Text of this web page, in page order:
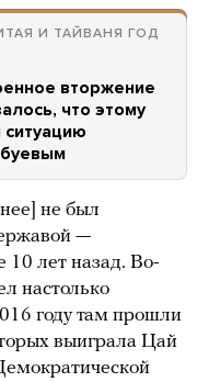
И ТАЙВАНЯ ГОД
вторжение
что этому
не был
—
10 лет назад. Во-
настолько
году там прошли
выиграла Цай